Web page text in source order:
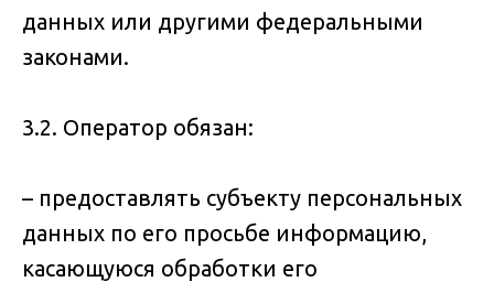
данных или другими федеральными
законами.
3.2. Оператор обязан:
– предоставлять субъекту персональных
данных по его просьбе информацию,
касающуюся обработки его